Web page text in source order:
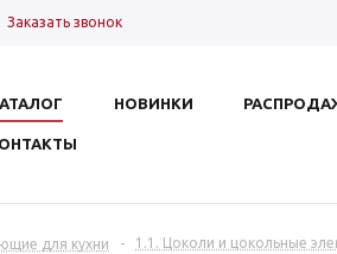
Заказать звонок
НОВИНКИ
для кухни - 1.1. Цоколи и цокольные